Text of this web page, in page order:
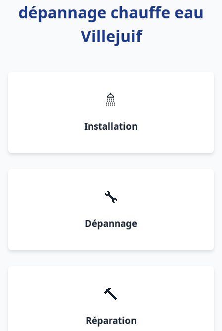
dépannage chauffe eau
Villejuif
🚿
Installation
🔧
Dépannage
🔨
Réparation